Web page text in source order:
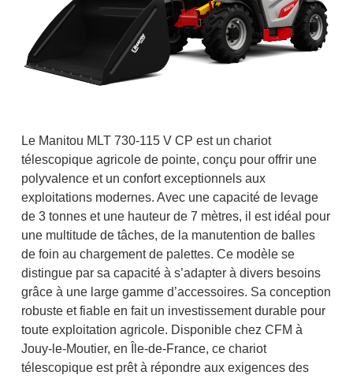
Le Manitou MLT 730-115 V CP est un chariot
télescopique agricole de pointe, conçu pour offrir une
polyvalence et un confort exceptionnels aux
exploitations modernes. Avec une capacité de levage
de 3 tonnes et une hauteur de 7 mètres, il est idéal pour
une multitude de tâches, de la manutention de balles
de foin au chargement de palettes. Ce modèle se
distingue par sa capacité à s’adapter à divers besoins
grâce à une large gamme d’accessoires. Sa conception
robuste et fiable en fait un investissement durable pour
toute exploitation agricole. Disponible chez CFM à
Jouy-le-Moutier, en Île-de-France, ce chariot
télescopique est prêt à répondre aux exigences des